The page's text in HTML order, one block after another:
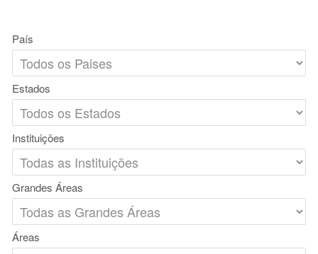
País
Estados
Instituições
Grandes Áreas
Áreas